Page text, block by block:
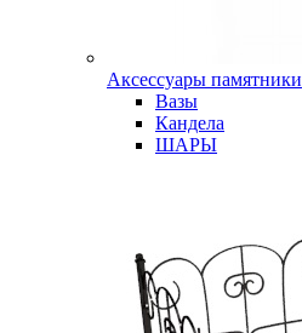
Аксессуары памятники
Вазы
Кандела
ШАРЫ